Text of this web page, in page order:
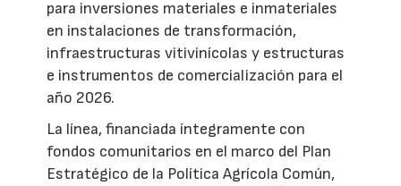
para inversiones materiales e inmateriales
en instalaciones de transformación,
infraestructuras vitivinícolas y estructuras
e instrumentos de comercialización para el
año 2026.
La línea, financiada íntegramente con
fondos comunitarios en el marco del Plan
Estratégico de la Política Agrícola Común,